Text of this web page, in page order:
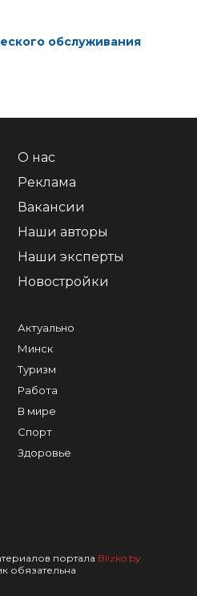
обслуживания
О нас
Реклама
Вакансии
Наши авторы
Наши эксперты
Новостройки
Актуально
Минск
Туризм
Работа
В мире
Спорт
Здоровье
портала Blizko.by
обязательна